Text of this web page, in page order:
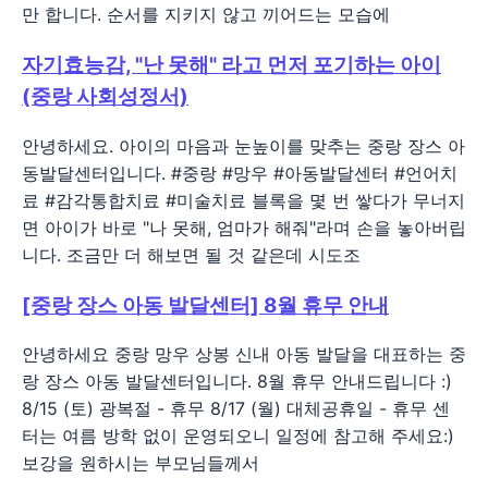
만 합니다. 순서를 지키지 않고 끼어드는 모습에
자기효능감, "난 못해" 라고 먼저 포기하는 아이
(중랑 사회성정서)
안녕하세요. 아이의 마음과 눈높이를 맞추는 중랑 장스 아
동발달센터입니다. #중랑 #망우 #아동발달센터 #언어치
료 #감각통합치료 #미술치료 블록을 몇 번 쌓다가 무너지
면 아이가 바로 "나 못해, 엄마가 해줘"라며 손을 놓아버립
니다. 조금만 더 해보면 될 것 같은데 시도조
[중랑 장스 아동 발달센터] 8월 휴무 안내
안녕하세요 중랑 망우 상봉 신내 아동 발달을 대표하는 중
랑 장스 아동 발달센터입니다. 8월 휴무 안내드립니다 :)
8/15 (토) 광복절 - 휴무 8/17 (월) 대체공휴일 - 휴무 센
터는 여름 방학 없이 운영되오니 일정에 참고해 주세요:)
보강을 원하시는 부모님들께서